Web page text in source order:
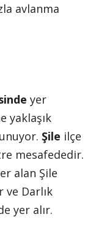
avlanma
yer
yaklaşık
Şile ilçe
mesafededir.
alan Şile
ve Darlık
yer alır.